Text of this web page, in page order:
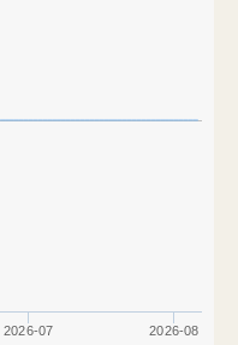
2026-07 2026-08